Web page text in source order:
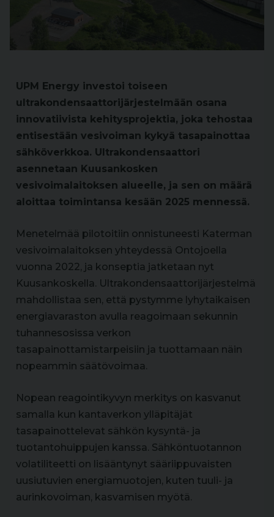
UPM Energy investoi toiseen
ultrakondensaattorijärjestelmään osana
innovatiivista kehitysprojektia, joka tehostaa
entisestään vesivoiman kykyä tasapainottaa
sähköverkkoa. Ultrakondensaattori
asennetaan Kuusankosken
vesivoimalaitoksen alueelle, ja sen on määrä
aloittaa toimintansa kesään 2025 mennessä.
Menetelmää pilotoitiin onnistuneesti Katerman
vesivoimalaitoksen yhteydessä Ontojoella
vuonna 2022, ja konseptia jatketaan nyt
Kuusankoskella. Ultrakondensaattorijärjestelmä
mahdollistaa sen, että pystymme lyhytaikaisen
energiavaraston avulla reagoimaan sekunnin
tuhannesosissa verkon
tasapainottamistarpeisiin ja tuottamaan näin
nopeammin säätövoimaa.
Nopean reagointikyvyn merkitys on kasvanut
samalla kun kantaverkon ylläpitäjät
tasapainottelevat sähkön kysyntä- ja
tuotantohuippujen kanssa. Sähköntuotannon
volatiliteetti on lisääntynyt sääriippuvaisten
uusiutuvien energiamuotojen, kuten tuuli- ja
aurinkovoiman, kasvamisen myötä.